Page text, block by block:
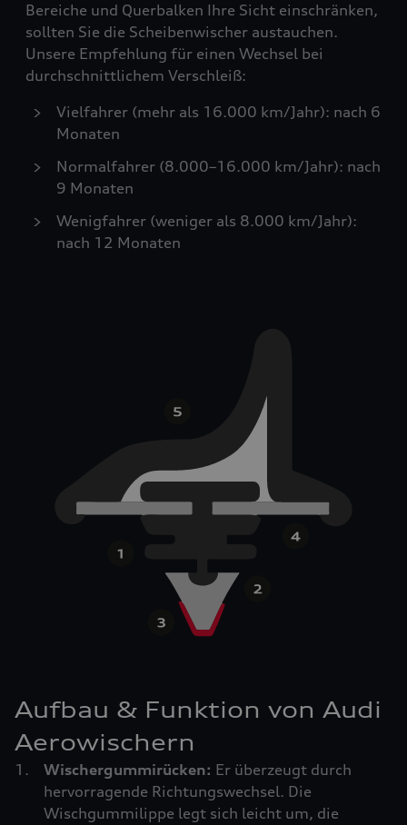
Bereiche und Querbalken Ihre Sicht einschränken,
sollten Sie die Scheibenwischer austauchen.
Unsere Empfehlung für einen Wechsel bei
durchschnittlichem Verschleiß:
Vielfahrer (mehr als 16.000 km/Jahr): nach 6
Monaten
Normalfahrer (8.000–16.000 km/Jahr): nach
9 Monaten
Wenigfahrer (weniger als 8.000 km/Jahr):
nach 12 Monaten
Aufbau & Funktion von Audi
Aerowischern
Wischergummirücken: Er überzeugt durch
hervorragende Richtungswechsel. Die
Wischgummilippe legt sich leicht um, die